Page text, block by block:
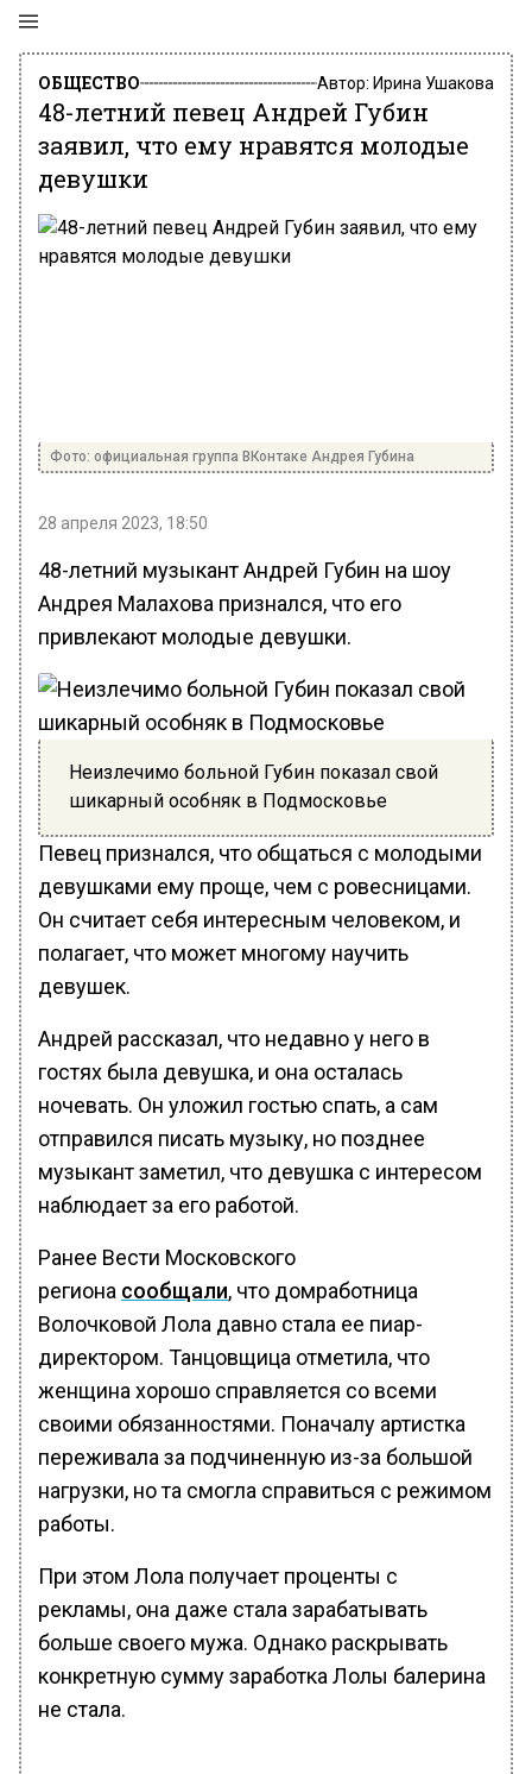
ОБЩЕСТВО Автор: Ирина Ушакова
48-летний певец Андрей Губин
заявил, что ему нравятся молодые
девушки
Фото: официальная группа ВКонтаке Андрея Губина
28 апреля 2023, 18:50
48-летний музыкант Андрей Губин на шоу
Андрея Малахова признался, что его
привлекают молодые девушки.
Неизлечимо больной Губин показал свой
шикарный особняк в Подмосковье
Певец признался, что общаться с молодыми
девушками ему проще, чем с ровесницами.
Он считает себя интересным человеком, и
полагает, что может многому научить
девушек.
Андрей рассказал, что недавно у него в
гостях была девушка, и она осталась
ночевать. Он уложил гостью спать, а сам
отправился писать музыку, но позднее
музыкант заметил, что девушка с интересом
наблюдает за его работой.
Ранее Вести Московского
региона сообщали, что домработница
Волочковой Лола давно стала ее пиар-
директором. Танцовщица отметила, что
женщина хорошо справляется со всеми
своими обязанностями. Поначалу артистка
переживала за подчиненную из-за большой
нагрузки, но та смогла справиться с режимом
работы.
При этом Лола получает проценты с
рекламы, она даже стала зарабатывать
больше своего мужа. Однако раскрывать
конкретную сумму заработка Лолы балерина
не стала.